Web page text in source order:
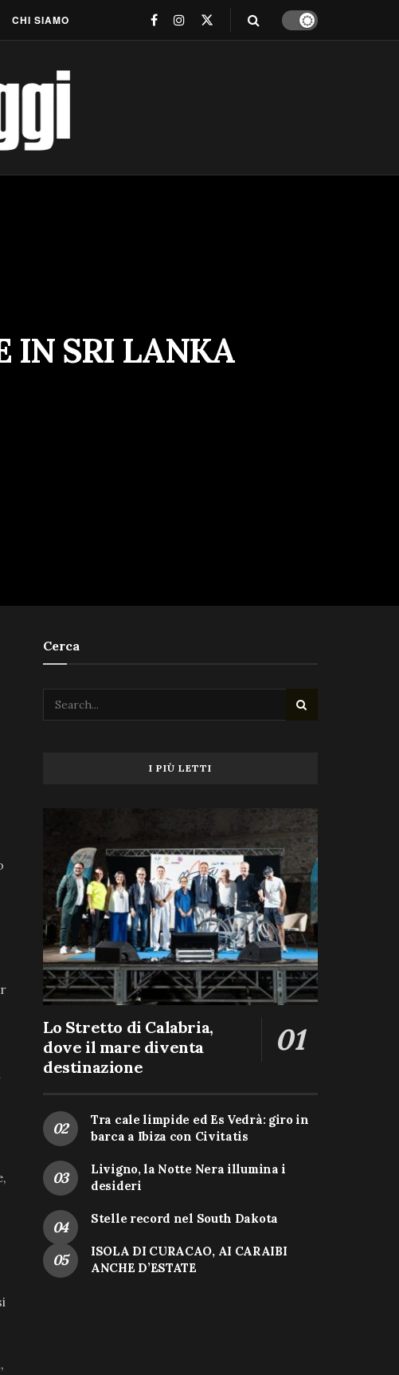
CHI SIAMO
IN SRI LANKA
Cerca
I PIÙ LETTI
Lo Stretto di Calabria,
dove il mare diventa
destinazione
Tra cale limpide ed Es Vedrà: giro in
barca a Ibiza con Civitatis
Livigno, la Notte Nera illumina i
desideri
Stelle record nel South Dakota
ISOLA DI CURACAO, AI CARAIBI
ANCHE D’ESTATE